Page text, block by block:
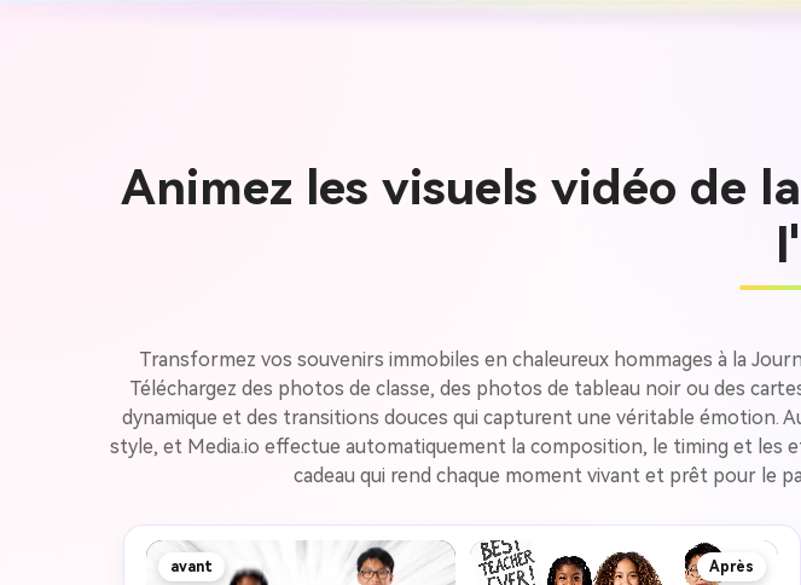
Animez les visuels vidéo de
Transformez vos souvenirs immobiles en chaleureux hommages à la
Téléchargez des photos de classe, des photos de tableau noir ou des
dynamique et des transitions douces qui capturent une véritable émotion.
style, et Media.io effectue automatiquement la composition, le timing et les
cadeau qui rend chaque moment vivant et prêt pour le
avant Après